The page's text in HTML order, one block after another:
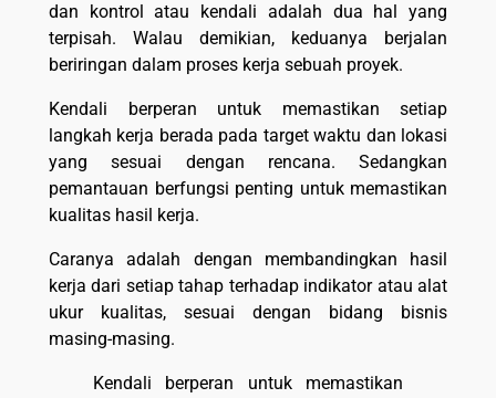
dan kontrol atau kendali adalah dua hal yang
terpisah. Walau demikian, keduanya berjalan
beriringan dalam proses kerja sebuah proyek.
Kendali berperan untuk memastikan setiap
langkah kerja berada pada target waktu dan lokasi
yang sesuai dengan rencana. Sedangkan
pemantauan berfungsi penting untuk memastikan
kualitas hasil kerja.
Caranya adalah dengan membandingkan hasil
kerja dari setiap tahap terhadap indikator atau alat
ukur kualitas, sesuai dengan bidang bisnis
masing-masing.
Kendali berperan untuk memastikan